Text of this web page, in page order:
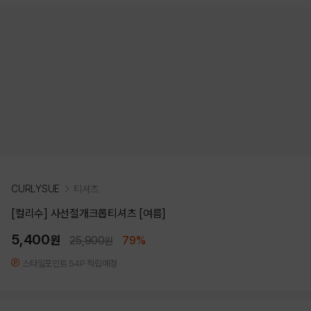
CURLYSUE 티셔츠
[컬리수] 사선절개크롭티셔츠 [여름]
5,400원 25,900원 79%
스타일포인트 54P 적립예정